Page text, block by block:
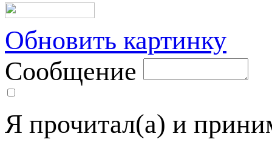
Обновить картинку
Сообщение
Я прочитал(а) и